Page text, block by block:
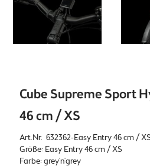
Cube Supreme Sport
46 cm / XS
Art.Nr. 632362-Easy Entry 46 cm /
Größe: Easy Entry 46 cm / XS
Farbe: grey'n'grey